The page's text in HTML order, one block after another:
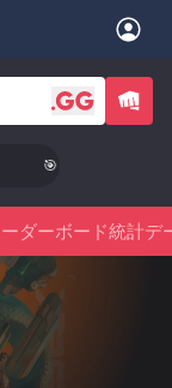
🎯 Level Up Your
ーダーボード統計デ